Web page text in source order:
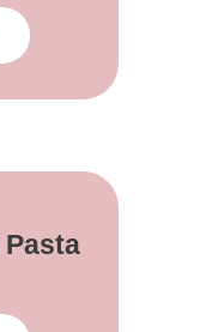
Pasta